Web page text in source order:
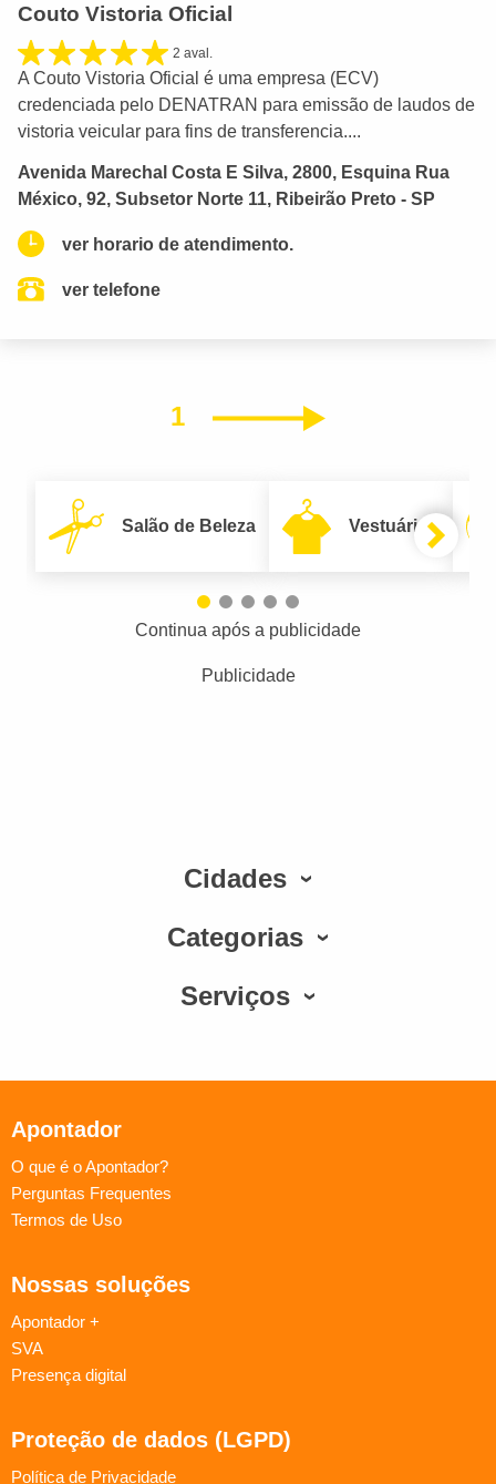
Couto Vistoria Oficial
2 aval.
A Couto Vistoria Oficial é uma empresa (ECV)
credenciada pelo DENATRAN para emissão de laudos de
vistoria veicular para fins de transferencia....
Avenida Marechal Costa E Silva, 2800, Esquina Rua
México, 92, Subsetor Norte 11, Ribeirão Preto - SP
ver horario de atendimento.
ver telefone
1 Próximo
Salão de Beleza Vestuário
Continua após a publicidade
Publicidade
Cidades
Categorias
Serviços
Apontador
O que é o Apontador?
Perguntas Frequentes
Termos de Uso
Nossas soluções
Apontador +
SVA
Presença digital
Proteção de dados (LGPD)
Política de Privacidade